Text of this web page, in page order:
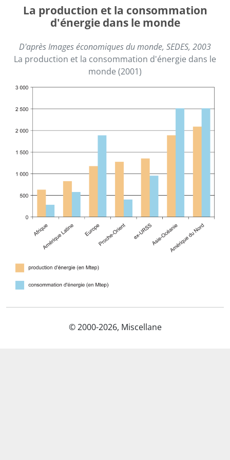
La production et la consommation
d'énergie dans le monde
D'après Images économiques du monde, SEDES, 2003
La production et la consommation d'énergie dans le
monde (2001)
© 2000-2026, Miscellane